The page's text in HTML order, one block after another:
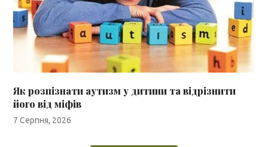
Як розпізнати аутизм у дитини та відрізнити
його від міфів
7 Серпня, 2026